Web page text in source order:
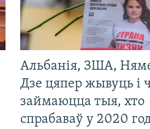
Альбанія, ЗША,
Дзе цяпер жывуць і
займаюцца тыя, хто
спрабаваў у 2020